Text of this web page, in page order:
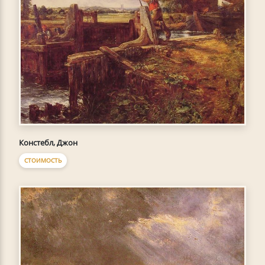
Констебл, Джон
СТОИМОСТЬ